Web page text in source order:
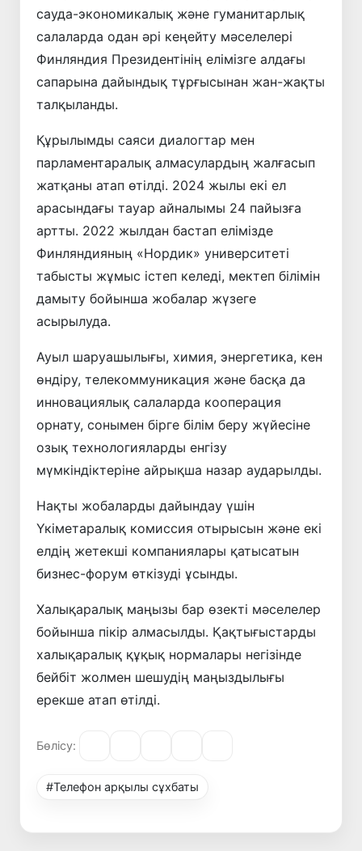
сауда-экономикалық және гуманитарлық
салаларда одан әрі кеңейту мәселелері
Финляндия Президентінің елімізге алдағы
сапарына дайындық тұрғысынан жан-жақты
талқыланды.
Құрылымды саяси диалогтар мен
парламентаралық алмасулардың жалғасып
жатқаны атап өтілді. 2024 жылы екі ел
арасындағы тауар айналымы 24 пайызға
артты. 2022 жылдан бастап елімізде
Финляндияның «Нордик» университеті
табысты жұмыс істеп келеді, мектеп білімін
дамыту бойынша жобалар жүзеге
асырылуда.
Ауыл шаруашылығы, химия, энергетика, кен
өндіру, телекоммуникация және басқа да
инновациялық салаларда кооперация
орнату, сонымен бірге білім беру жүйесіне
озық технологияларды енгізу
мүмкіндіктеріне айрықша назар аударылды.
Нақты жобаларды дайындау үшін
Үкіметаралық комиссия отырысын және екі
елдің жетекші компаниялары қатысатын
бизнес-форум өткізуді ұсынды.
Халықаралық маңызы бар өзекті мәселелер
бойынша пікір алмасылды. Қақтығыстарды
халықаралық құқық нормалары негізінде
бейбіт жолмен шешудің маңыздылығы
ерекше атап өтілді.
Бөлісу:
#Телефон арқылы сұхбаты